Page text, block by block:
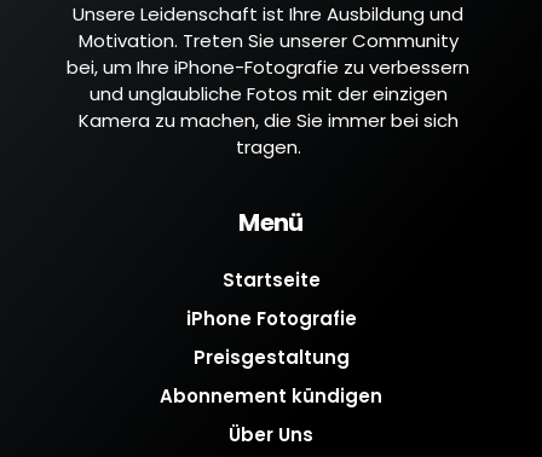
Unsere Leidenschaft ist Ihre Ausbildung und
Motivation. Treten Sie unserer Community
bei, um Ihre iPhone-Fotografie zu verbessern
und unglaubliche Fotos mit der einzigen
Kamera zu machen, die Sie immer bei sich
tragen.
Menü
Startseite
iPhone Fotografie
Preisgestaltung
Abonnement kündigen
Über Uns